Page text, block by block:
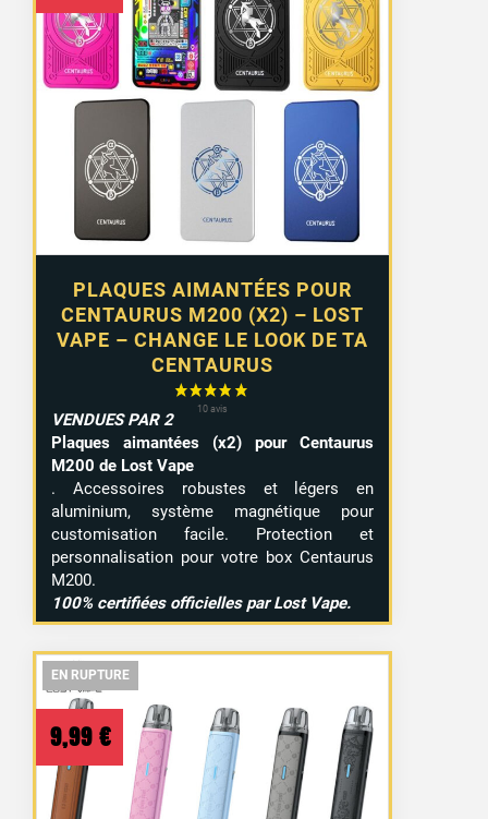
PLAQUES AIMANTÉES POUR
CENTAURUS M200 (X2) – LOST
VAPE – CHANGE LE LOOK DE TA
CENTAURUS
VENDUES PAR 2
Plaques aimantées (x2) pour Centaurus
M200 de Lost Vape
. Accessoires robustes et légers en
aluminium, système magnétique pour
customisation facile. Protection et
personnalisation pour votre box Centaurus
M200.
100% certifiées officielles par Lost Vape.
EN RUPTURE
EN RUPTURE
9,99 €
EN RUPTURE